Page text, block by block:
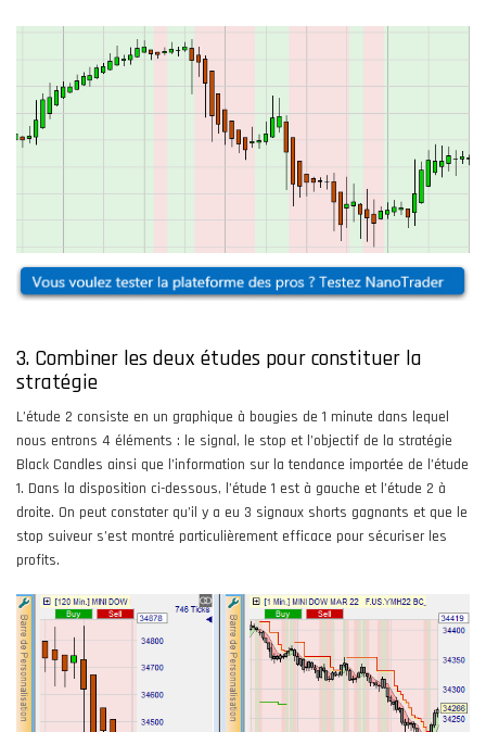
3. Combiner les deux études pour constituer la
stratégie
L’étude 2 consiste en un graphique à bougies de 1 minute dans lequel
nous entrons 4 éléments : le signal, le stop et l’objectif de la stratégie
Black Candles ainsi que l’information sur la tendance importée de l’étude
1. Dans la disposition ci-dessous, l’étude 1 est à gauche et l’étude 2 à
droite. On peut constater qu’il y a eu 3 signaux shorts gagnants et que le
stop suiveur s’est montré particulièrement efficace pour sécuriser les
profits.